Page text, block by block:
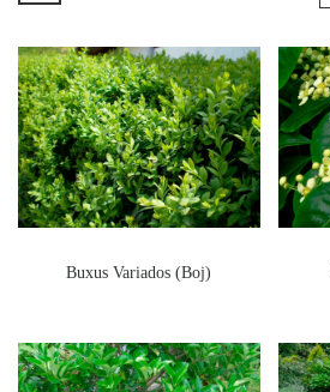
Buxus Variados (Boj)